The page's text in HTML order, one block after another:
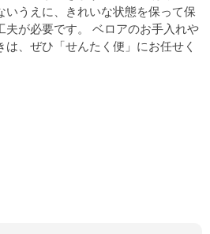
いうえに、きれいな状態を保って保
夫が必要です。 ベロアのお手入れや
は、ぜひ「せんたく便」にお任せく